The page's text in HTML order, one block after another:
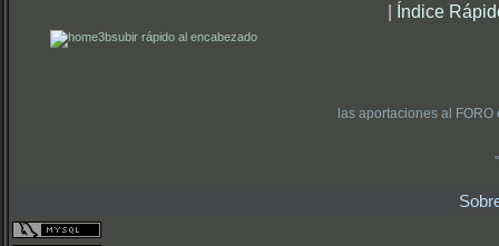
| Índice
subir rápido al encabezado
las aportaciones al